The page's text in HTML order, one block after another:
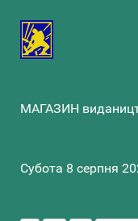
МАГАЗИН
Субота 8 серпня